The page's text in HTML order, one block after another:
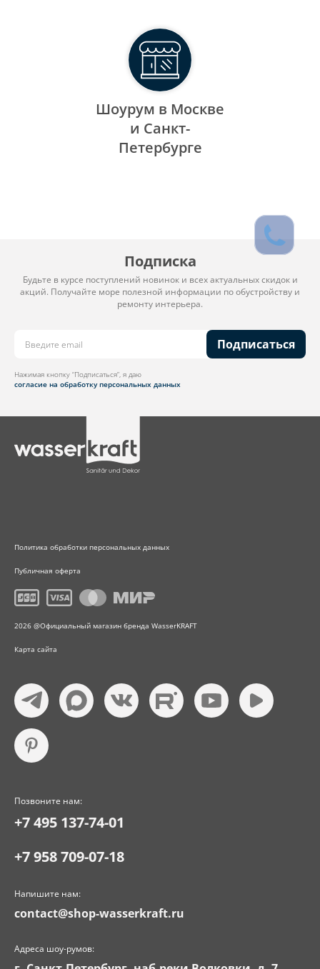
Шоурум в Москве
и Санкт-
Петербурге
Подписка
Будьте в курсе поступлений новинок и всех актуальных скидок и
акций. Получайте море полезной информации по обустройству и
ремонту интерьера.
Подписаться
Нажимая кнопку “Подписаться”, я даю
согласие на обработку персональных данных
Политика обработки персональных данных
Публичная оферта
2026 @Официальный магазин бренда WasserKRAFT
Карта сайта
Позвоните нам:
+7 495 137-74-01
+7 958 709-07-18
Напишите нам:
contact@shop-wasserkraft.ru
Адреса шоу-румов: